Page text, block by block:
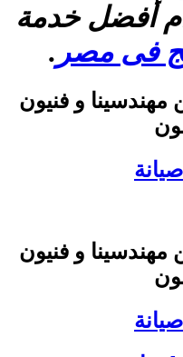
أفضل خدمة
فى مصر .
و فنيون
و فنيون